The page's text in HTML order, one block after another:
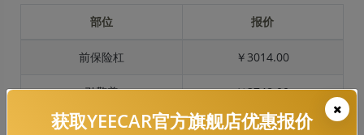
部位 报价
前保险杠 ￥3014.00
引擎盖 ￥3748.00
左右两侧前叶子板 ￥2811.00
获取YEECAR官方旗舰店优惠报价